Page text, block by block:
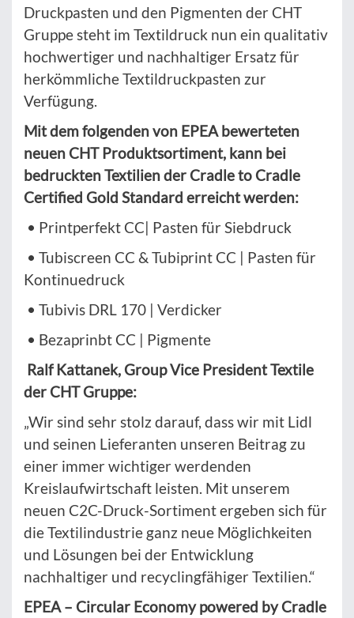
Druckpasten und den Pigmenten der CHT
Gruppe steht im Textildruck nun ein qualitativ
hochwertiger und nachhaltiger Ersatz für
herkömmliche Textildruckpasten zur
Verfügung.
Mit dem folgenden von EPEA bewerteten
neuen CHT Produktsortiment, kann bei
bedruckten Textilien der Cradle to Cradle
Certified Gold Standard erreicht werden:
• Printperfekt CC| Pasten für Siebdruck
• Tubiscreen CC & Tubiprint CC | Pasten für
Kontinuedruck
• Tubivis DRL 170 | Verdicker
• Bezaprinbt CC | Pigmente
Ralf Kattanek, Group Vice President Textile
der CHT Gruppe:
„Wir sind sehr stolz darauf, dass wir mit Lidl
und seinen Lieferanten unseren Beitrag zu
einer immer wichtiger werdenden
Kreislaufwirtschaft leisten. Mit unserem
neuen C2C-Druck-Sortiment ergeben sich für
die Textilindustrie ganz neue Möglichkeiten
und Lösungen bei der Entwicklung
nachhaltiger und recyclingfähiger Textilien.“
EPEA – Circular Economy powered by Cradle